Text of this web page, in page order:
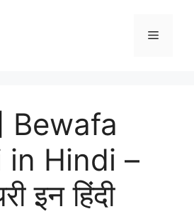
Menu
Bewafa
in Hindi –
इन हिंदी